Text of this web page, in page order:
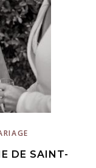
DE SAINT-